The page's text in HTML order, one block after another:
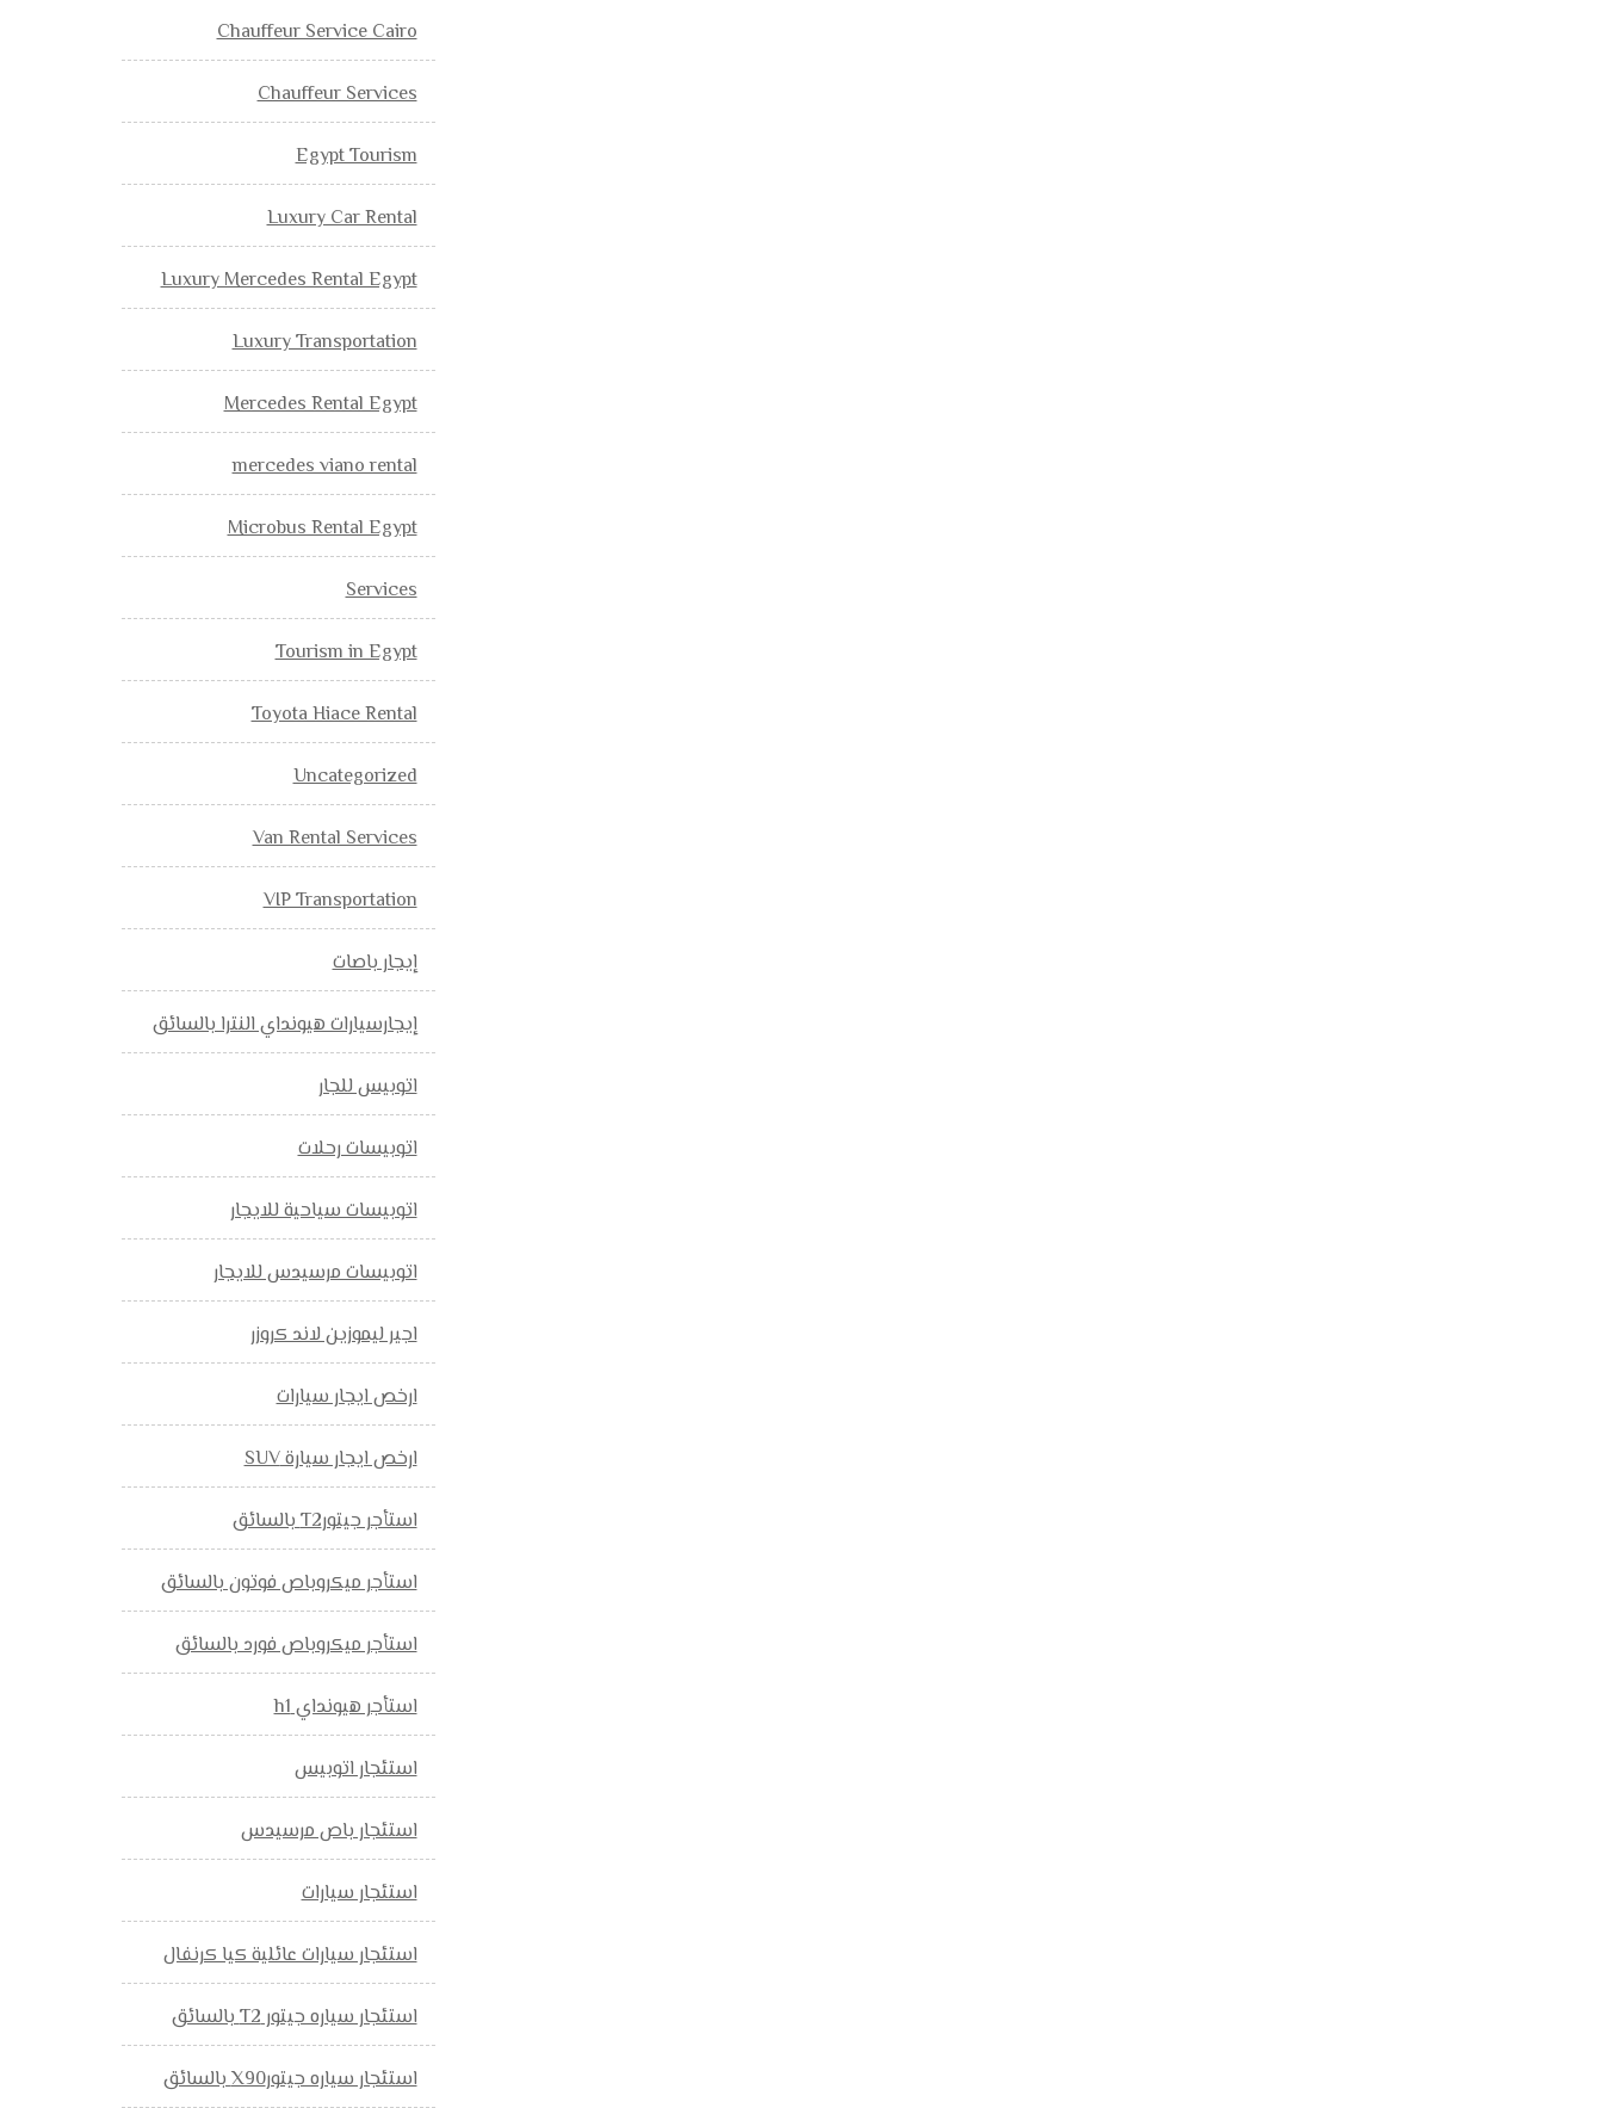
Chauffeur Service Cairo
Chauffeur Services
Egypt Tourism
Luxury Car Rental
Luxury Mercedes Rental Egypt
Luxury Transportation
Mercedes Rental Egypt
mercedes viano rental
Microbus Rental Egypt
Services
Tourism in Egypt
Toyota Hiace Rental
Uncategorized
Van Rental Services
VIP Transportation
إيجار باصات
إيجارسيارات هيونداي النترا بالسائق
اتوبيس للجار
اتوبيسات رحلات
اتوبيسات سياحية للايجار
اتوبيسات مرسيدس للايجار
اجير ليموزين لاند كروزر
ارخص ايجار سيارات
ارخص ايجار سيارة SUV
استأجر جيتورT2 بالسائق
استأجر ميكروباص فوتون بالسائق
استأجر ميكروباص فورد بالسائق
استأجر هيونداي h1
استئجار اتوبيس
استئجار باص مرسيدس
استئجار سيارات
استئجار سيارات عائلية كيا كرنفال
استئجار سياره جيتور T2 بالسائق
استئجار سياره جيتورX90 بالسائق